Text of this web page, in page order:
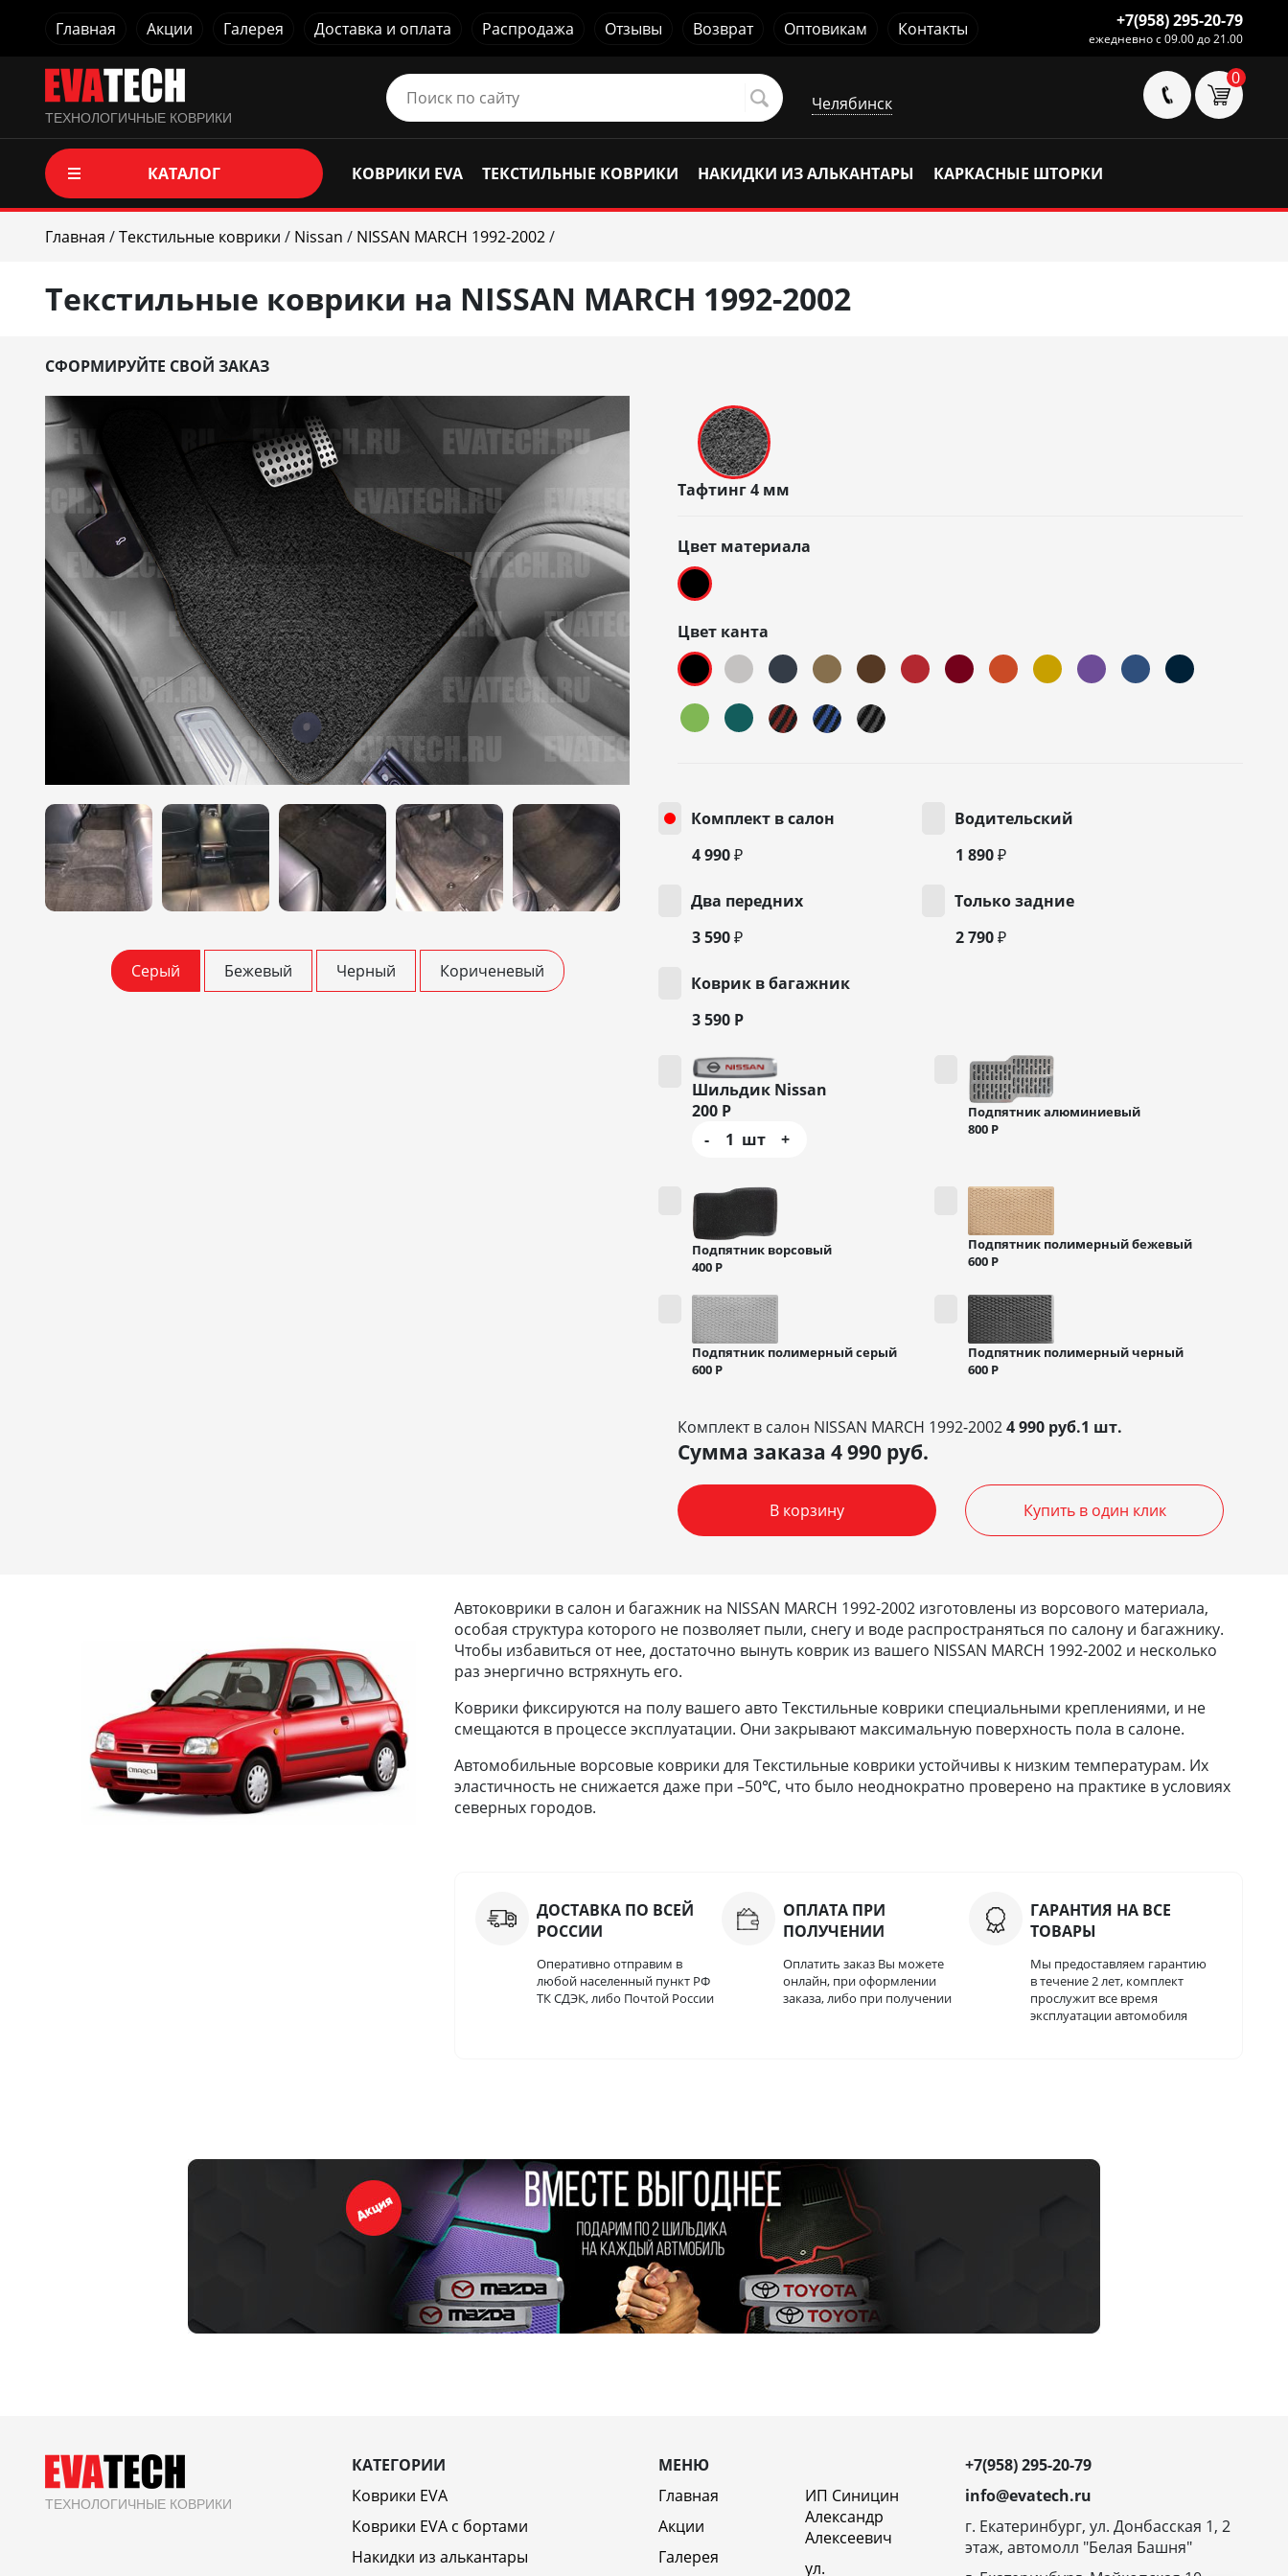
Главная Акции Галерея Доставка и оплата Распродажа Отзывы Возврат Оптовикам Контакты +7(958) 295-20-79
ежедневно с 09.00 до 21.00
ТЕХНОЛОГИЧНЫЕ КОВРИКИ
Челябинск
0
КАТАЛОГ КОВРИКИ EVA ТЕКСТИЛЬНЫЕ КОВРИКИ НАКИДКИ ИЗ АЛЬКАНТАРЫ КАРКАСНЫЕ ШТОРКИ
Главная /Текстильные коврики / Nissan / NISSAN MARCH 1992-2002/
Текстильные коврики на NISSAN MARCH 1992-2002
СФОРМИРУЙТЕ СВОЙ ЗАКАЗ
Серый Бежевый Черный Кориченевый
Тафтинг 4 мм
Цвет материала
Цвет канта
Комплект в салон
4 990 ₽
Водительский
1 890 ₽
Два передних
3 590 ₽
Только задние
2 790 ₽
Коврик в багажник
3 590 Р
Шильдик Nissan
200 Р
-
1 шт +
Подпятник алюминиевый
800 Р
Подпятник ворсовый
400 Р
Подпятник полимерный бежевый
600 Р
Подпятник полимерный серый
600 Р
Подпятник полимерный черный
600 Р
Комплект в салон NISSAN MARCH 1992-20024 990 руб.1 шт.
Сумма заказа 4 990 руб.
В корзину Купить в один клик
Автоковрики в салон и багажник на NISSAN MARCH 1992-2002 изготовлены из ворсового материала,
особая структура которого не позволяет пыли, снегу и воде распространяться по салону и багажнику.
Чтобы избавиться от нее, достаточно вынуть коврик из вашего NISSAN MARCH 1992-2002 и несколько
раз энергично встряхнуть его.
Коврики фиксируются на полу вашего авто Текстильные коврики специальными креплениями, и не
смещаются в процессе эксплуатации. Они закрывают максимальную поверхность пола в салоне.
Автомобильные ворсовые коврики для Текстильные коврики устойчивы к низким температурам. Их
эластичность не снижается даже при –50℃, что было неоднократно проверено на практике в условиях
северных городов.
ДОСТАВКА ПО ВСЕЙ
РОССИИ
Оперативно отправим в
любой населенный пункт РФ
ТК СДЭК, либо Почтой России
ОПЛАТА ПРИ
ПОЛУЧЕНИИ
Оплатить заказ Вы можете
онлайн, при оформлении
заказа, либо при получении
ГАРАНТИЯ НА ВСЕ
ТОВАРЫ
Мы предоставляем гарантию
в течение 2 лет, комплект
прослужит все время
эксплуатации автомобиля
ТЕХНОЛОГИЧНЫЕ КОВРИКИ
КАТЕГОРИИ
Коврики EVA
Коврики EVA c бортами
Накидки из алькантары
МЕНЮ
Главная
Акции
Галерея
ИП Синицин
Александр
Алексеевич
ул.
+7(958) 295-20-79
info@evatech.ru
г. Екатеринбург, ул. Донбасская 1, 2
этаж, автомолл "Белая Башня"